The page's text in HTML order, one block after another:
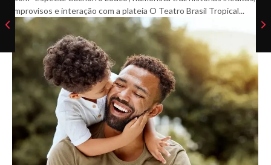
improvisos e interação com a plateia O Teatro Brasil Tropical...